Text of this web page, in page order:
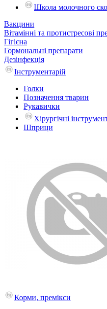
Школа молочного
Вакцини
Вітамінні та протистресові
Гігієна
Гормональні препарати
Дезінфекція
Інструментарій
Голки
Позначення тварин
Рукавички
Хірургічні
Шприци
Корми, премікси